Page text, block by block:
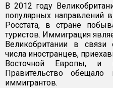
В 2012 году
популярных направлений
Росстата, в стране
туристов. Иммиграция
Великобритании в
числа иностранцев,
Восточной Европы, и
Правительство обещало
иммигрантов.